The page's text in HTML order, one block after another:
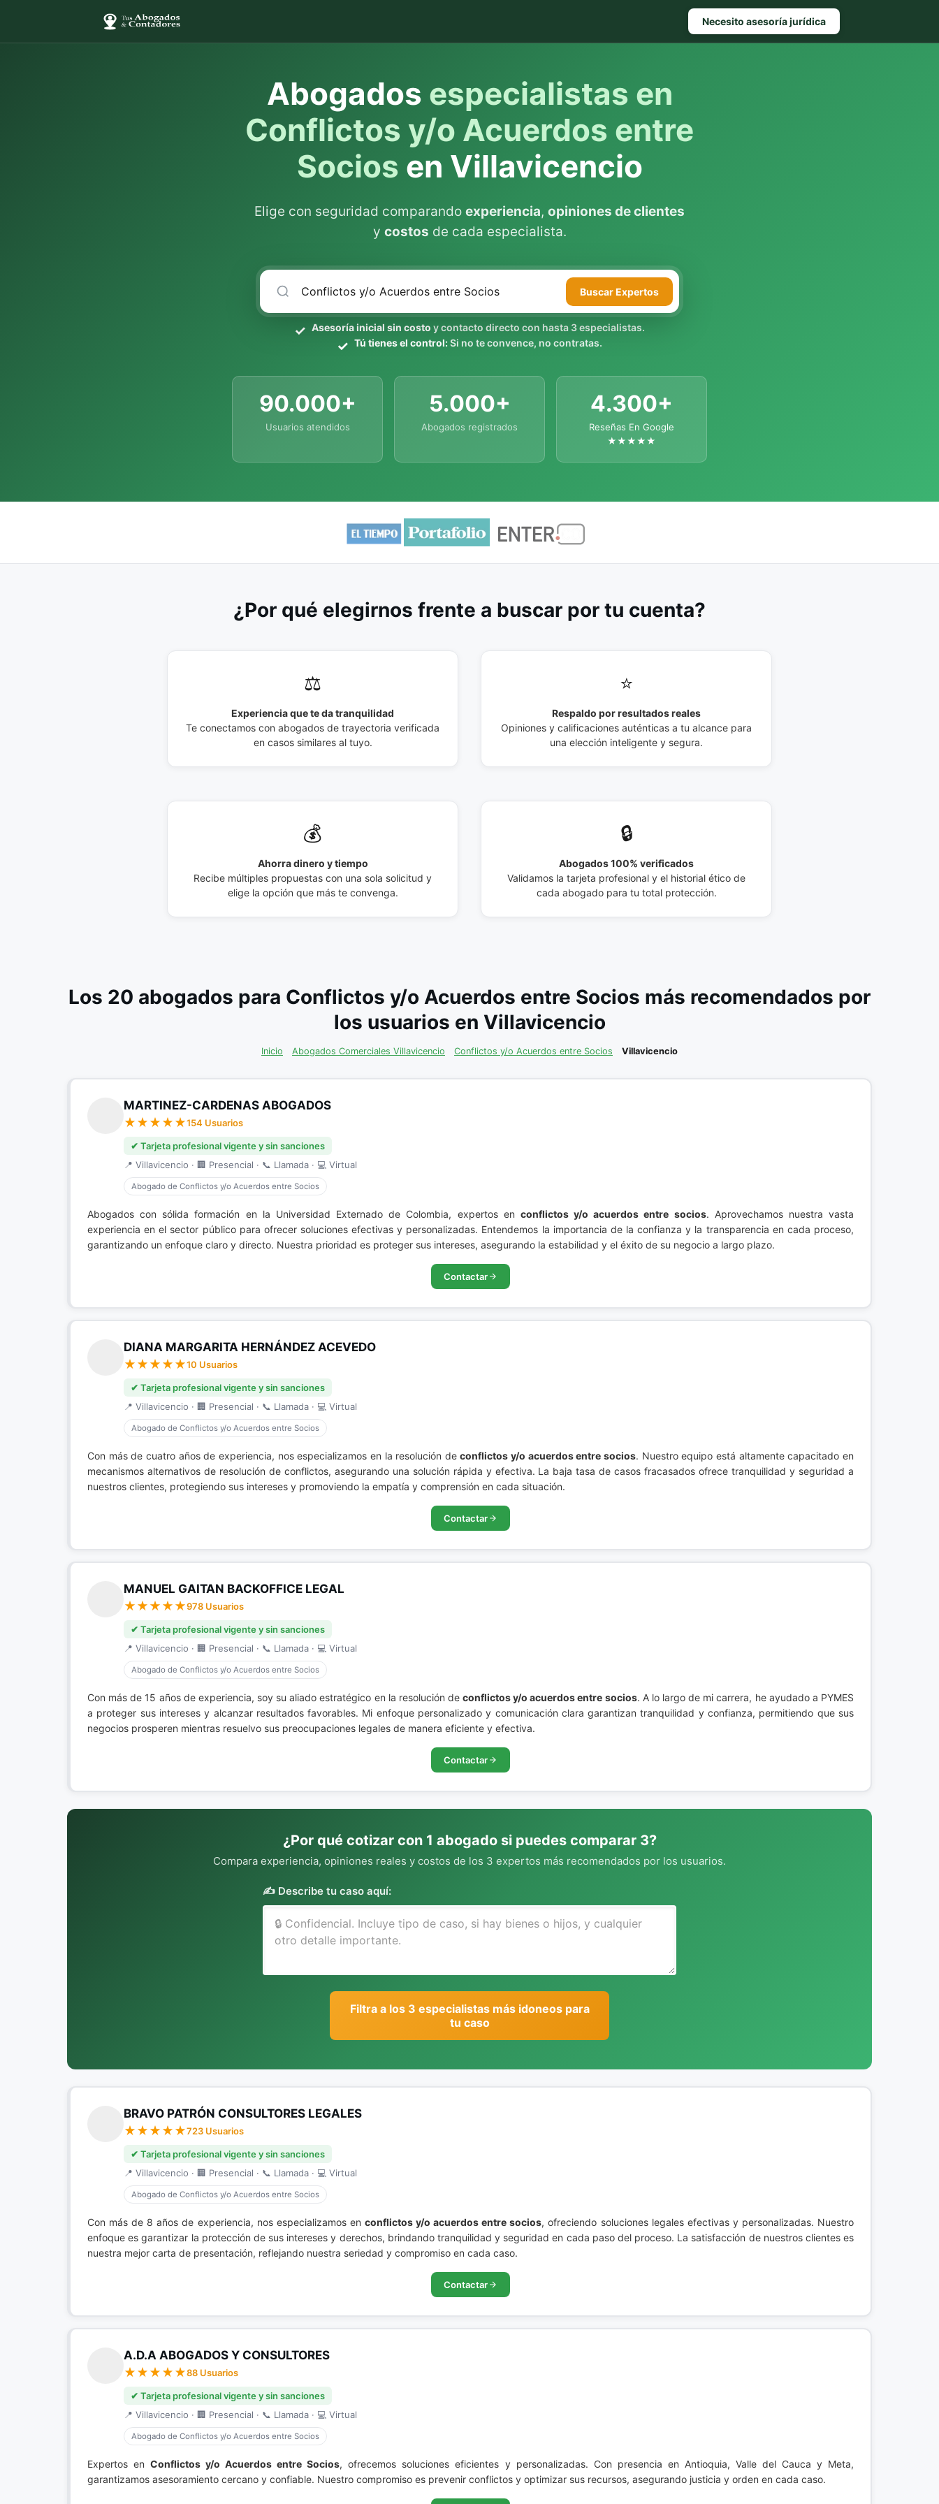
Necesito asesoría jurídica
Abogados especialistas en
Conflictos y/o Acuerdos entre
Socios en Villavicencio
Elige con seguridad comparando experiencia, opiniones de clientes
y costos de cada especialista.
BuscarExpertos
Asesoría inicial sin costo y contacto directo con hasta 3 especialistas.
Tú tienes el control:Si no te convence, no contratas.
90.000+
Usuarios atendidos
5.000+
Abogados registrados
4.300+
Reseñas En Google
★★★★★
¿Por qué elegirnos frente a buscar por tu cuenta?
⚖️
Experiencia que te da tranquilidad
Te conectamos con abogados de trayectoria verificada
en casos similares al tuyo.
⭐
Respaldo por resultados reales
Opiniones y calificaciones auténticas a tu alcance para
una elección inteligente y segura.
💰
Ahorra dinero y tiempo
Recibe múltiples propuestas con una sola solicitud y
elige la opción que más te convenga.
🔒
Abogados 100% verificados
Validamos la tarjeta profesional y el historial ético de
cada abogado para tu total protección.
Los 20 abogados para Conflictos y/o Acuerdos entre Socios más recomendados por
los usuarios en Villavicencio
Inicio Abogados Comerciales Villavicencio Conflictos y/o Acuerdos entre Socios Villavicencio
MARTINEZ-CARDENAS ABOGADOS
154 Usuarios
✔ Tarjeta profesional vigente y sin sanciones
📍 Villavicencio · 🏢 Presencial · 📞 Llamada · 💻 Virtual
Abogado de Conflictos y/o Acuerdos entre Socios
Abogados con sólida formación en la Universidad Externado de Colombia, expertos en conflictos y/o acuerdos entre socios. Aprovechamos nuestra vasta
experiencia en el sector público para ofrecer soluciones efectivas y personalizadas. Entendemos la importancia de la confianza y la transparencia en cada proceso,
garantizando un enfoque claro y directo. Nuestra prioridad es proteger sus intereses, asegurando la estabilidad y el éxito de su negocio a largo plazo.
Contactar
DIANA MARGARITA HERNÁNDEZ ACEVEDO
10 Usuarios
✔ Tarjeta profesional vigente y sin sanciones
📍 Villavicencio · 🏢 Presencial · 📞 Llamada · 💻 Virtual
Abogado de Conflictos y/o Acuerdos entre Socios
Con más de cuatro años de experiencia, nos especializamos en la resolución deconflictos y/o acuerdos entre socios. Nuestro equipo está altamente capacitado en
mecanismos alternativos de resolución de conflictos, asegurando una solución rápida y efectiva. La baja tasa de casos fracasados ofrece tranquilidad y seguridad a
nuestros clientes, protegiendo sus intereses y promoviendo la empatía y comprensión en cada situación.
Contactar
MANUEL GAITAN BACKOFFICE LEGAL
978 Usuarios
✔ Tarjeta profesional vigente y sin sanciones
📍 Villavicencio · 🏢 Presencial · 📞 Llamada · 💻 Virtual
Abogado de Conflictos y/o Acuerdos entre Socios
Con más de 15 años de experiencia, soy su aliado estratégico en la resolución deconflictos y/o acuerdos entre socios. A lo largo de mi carrera, he ayudado a PYMES
a proteger sus intereses y alcanzar resultados favorables. Mi enfoque personalizado y comunicación clara garantizan tranquilidad y confianza, permitiendo que sus
negocios prosperen mientras resuelvo sus preocupaciones legales de manera eficiente y efectiva.
Contactar
¿Por qué cotizar con 1 abogado si puedes comparar 3?
Compara experiencia, opiniones reales y costos de los 3 expertos más recomendados por los usuarios.
✍️ Describe tu caso aquí:
Filtra a los 3 especialistas más idoneos para
tu caso
BRAVO PATRÓN CONSULTORES LEGALES
723 Usuarios
✔ Tarjeta profesional vigente y sin sanciones
📍 Villavicencio · 🏢 Presencial · 📞 Llamada · 💻 Virtual
Abogado de Conflictos y/o Acuerdos entre Socios
Con más de 8 años de experiencia, nos especializamos en conflictos y/o acuerdos entre socios, ofreciendo soluciones legales efectivas y personalizadas. Nuestro
enfoque es garantizar la protección de sus intereses y derechos, brindando tranquilidad y seguridad en cada paso del proceso. La satisfacción de nuestros clientes es
nuestra mejor carta de presentación, reflejando nuestra seriedad y compromiso en cada caso.
Contactar
A.D.A ABOGADOS Y CONSULTORES
88 Usuarios
✔ Tarjeta profesional vigente y sin sanciones
📍 Villavicencio · 🏢 Presencial · 📞 Llamada · 💻 Virtual
Abogado de Conflictos y/o Acuerdos entre Socios
Expertos enConflictos y/o Acuerdos entre Socios, ofrecemos soluciones eficientes y personalizadas. Con presencia en Antioquia, Valle del Cauca y Meta,
garantizamos asesoramiento cercano y confiable. Nuestro compromiso es prevenir conflictos y optimizar sus recursos, asegurando justicia y orden en cada caso.